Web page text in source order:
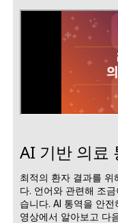
AI 기반 의료
최적의 환자 결과를 위
다. 언어와 관련해 조
습니다. AI 통역을 안
영상에서 알아보고 다